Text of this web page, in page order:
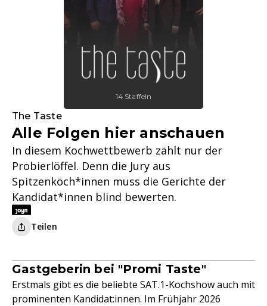
14 Staffeln
The Taste
Alle Folgen hier anschauen
In diesem Kochwettbewerb zählt nur der
Probierlöffel. Denn die Jury aus
Spitzenköch*innen muss die Gerichte der
Kandidat*innen blind bewerten.
Teilen
Gastgeberin bei "Promi Taste"
Erstmals gibt es die beliebte SAT.1-Kochshow auch mit
prominenten Kandidat:innen. Im Frühjahr 2026